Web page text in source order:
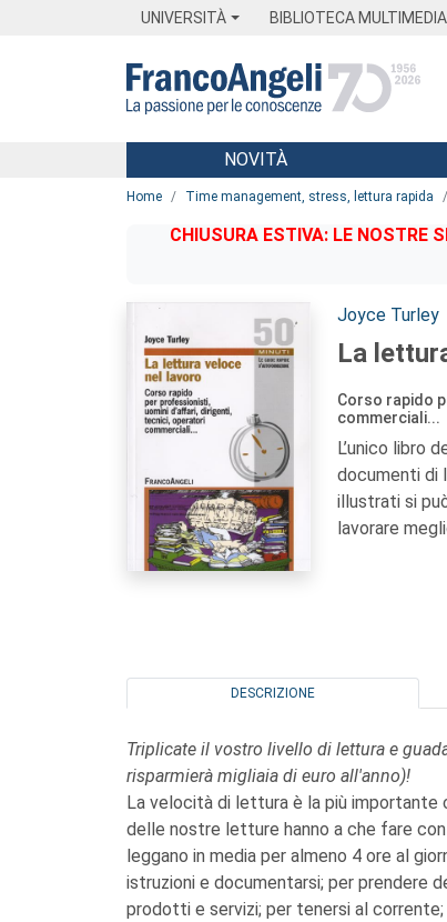
UNIVERSITÀ BIBLIOTECA
Menu
NOVITÀ
Home Time management, stress, lettura rapida
CHIUSURA ESTIVA: LE NOSTRE
Autori:
Joyce Turley
La
Corso rapido
commerciali...
L’unico libro
documenti di
illustrati si
lavorare
DESCRIZIONE
Triplicate il vostro livello di lettura e
risparmierà migliaia di euro all'anno)!
La velocità di lettura è la più
delle nostre letture hanno a che fare
leggano in media per almeno 4 ore al
istruzioni e documentarsi; per prendere
prodotti e servizi; per tenersi al